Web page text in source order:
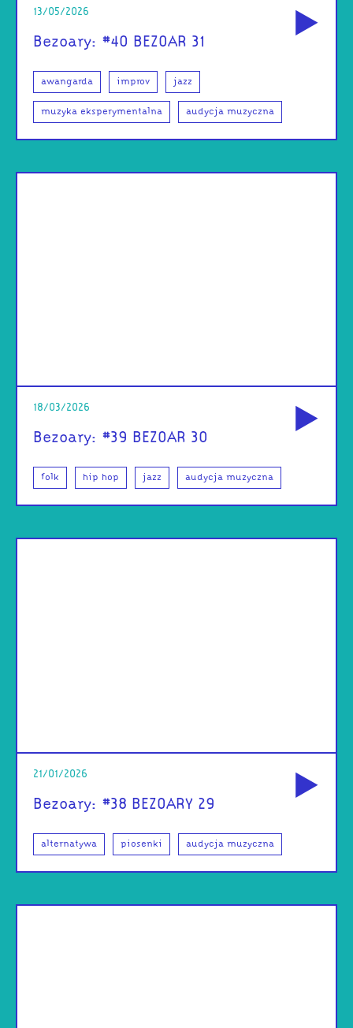
13/05/2026
Bezoary: #40 BEZOAR 31
awangarda improv jazz
muzyka eksperymentalna audycja muzyczna
18/03/2026
Bezoary: #39 BEZOAR 30
folk hip hop jazz audycja muzyczna
21/01/2026
Bezoary: #38 BEZOARY 29
alternatywa piosenki audycja muzyczna